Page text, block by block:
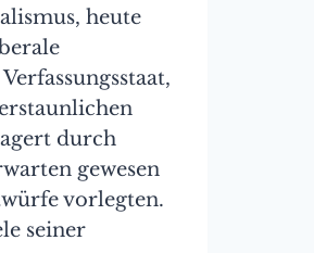
heute
durch
gewesen
vorlegten.
seiner